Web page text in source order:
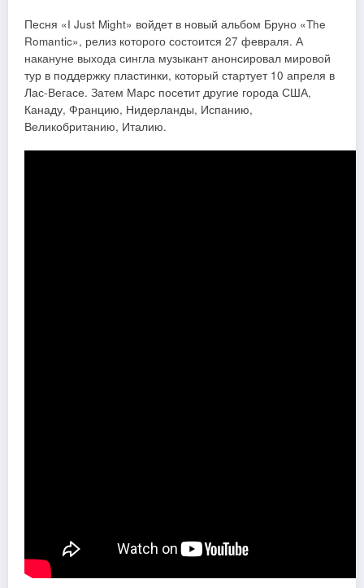
Песня «I Just Might» войдет в новый альбом Бруно «The
Romantic», релиз которого состоится 27 февраля. А
накануне выхода сингла музыкант анонсировал мировой
тур в поддержку пластинки, который стартует 10 апреля в
Лас-Вегасе. Затем Марс посетит другие города США,
Канаду, Францию, Нидерланды, Испанию,
Великобританию, Италию.